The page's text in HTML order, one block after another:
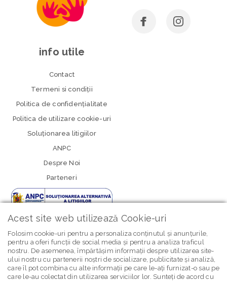
info utile
Contact
Termeni si condiţii
Politica de confidenţialitate
Politica de utilizare cookie-uri
Soluționarea litigiilor
ANPC
Despre Noi
Parteneri
newsletter Bebe Brands
Acest site web utilizează Cookie-uri
Folosim cookie-uri pentru a personaliza conținutul și anunțurile,
pentru a oferi funcții de social media și pentru a analiza traficul
nostru. De asemenea, împărtășim informații despre utilizarea site-
ului nostru cu partenerii noștri de socializare, publicitate și analiză,
care îl pot combina cu alte informații pe care le-ați furnizat-o sau pe
care le-au colectat din utilizarea serviciilor lor. Sunteți de acord cu